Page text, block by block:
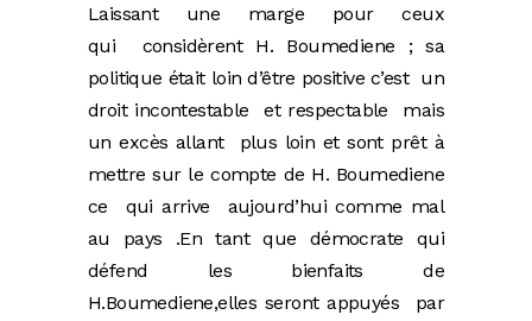
Laissant une marge pour ceux
qui considèrent H. Boumediene ; sa
politique était loin d’être positive c’est un
droit incontestable et respectable mais
un excès allant plus loin et sont prêt à
mettre sur le compte de H. Boumediene
ce qui arrive aujourd’hui comme mal
au pays .En tant que démocrate qui
défend les bienfaits de
H.Boumediene,elles seront appuyés par